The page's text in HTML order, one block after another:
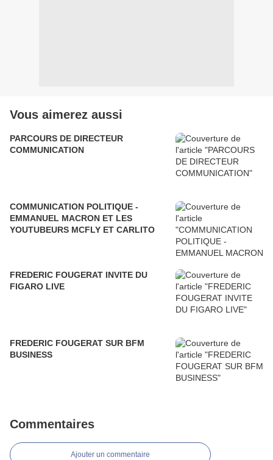
Vous aimerez aussi
PARCOURS DE DIRECTEUR
COMMUNICATION
COMMUNICATION POLITIQUE -
EMMANUEL MACRON ET LES
YOUTUBEURS MCFLY ET CARLITO
FREDERIC FOUGERAT INVITE DU
FIGARO LIVE
FREDERIC FOUGERAT SUR BFM
BUSINESS
Commentaires
Ajouter un commentaire